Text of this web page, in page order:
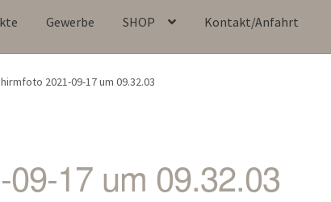
Gewerbe SHOP Kontakt/Anfahrt
2021-09-17 um 09.32.03
17 um 09.32.03